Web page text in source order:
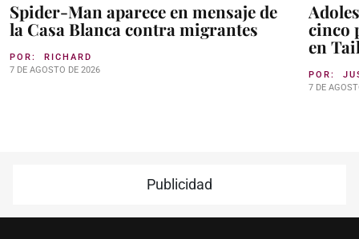
Spider-Man aparece en mensaje de
la Casa Blanca contra migrantes
POR: RICHARD
7 DE AGOSTO DE 2026
cinco
en
POR:
7 DE
Publicidad